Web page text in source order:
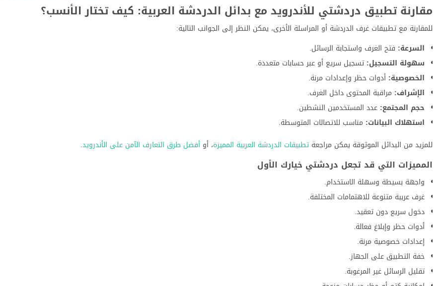
مقارنة تطبيق دردشتي للأندرويد مع بدائل الدردشة العربية: كيف تختار الأنسب؟
للمقارنة مع تطبيقات غرف الدردشة أو المراسلة الأخرى، يمكن النظر إلى الجوانب التالية:
السرعة: فتح الغرف واستجابة الرسائل.
سهولة التسجيل: تسجيل سريع أو عبر حسابات متعددة.
الخصوصية: أدوات حظر وإعدادات مرنة.
الإشراف: مراقبة المحتوى داخل الغرف.
حجم المجتمع: عدد المستخدمين النشطين.
استهلاك البيانات: مناسب للاتصالات المتوسطة.
للمزيد من البدائل الموثوقة يمكن مراجعة تطبيقات الدردشة العربية المميزة، أو أفضل طرق التعارف الآمن على الأندرويد.
المميزات التي قد تجعل دردشتي خيارك الأول
واجهة بسيطة وسهلة الاستخدام.
غرف عربية متنوعة للاهتمامات المختلفة.
دخول سريع دون تعقيد.
أدوات حظر وإبلاغ فعالة.
إعدادات خصوصية مرنة.
خفة التطبيق على الجهاز.
تقليل الرسائل غير المرغوبة.